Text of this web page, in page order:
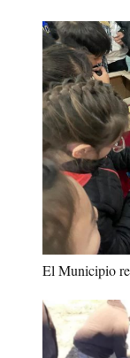
El Municipio